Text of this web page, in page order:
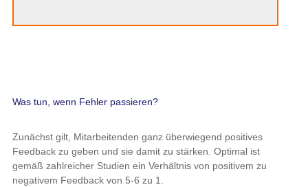
Was tun, wenn Fehler passieren?
Zunächst gilt, Mitarbeitenden ganz überwiegend positives
Feedback zu geben und sie damit zu stärken. Optimal ist
gemäß zahlreicher Studien ein Verhältnis von positivem zu
negativem Feedback von 5-6 zu 1.